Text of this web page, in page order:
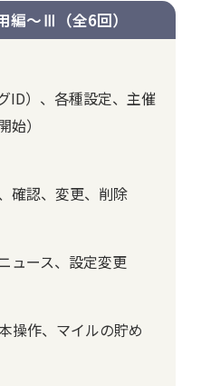
編～Ⅲ （全6回）
ID）、各種設定、主催
始）
確認、変更、削除
ュース、設定変更
操作、マイルの貯め